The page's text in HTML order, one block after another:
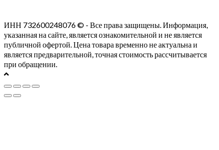
ИНН 732600248076 © - Все права защищены. Информация,
указанная на сайте, является ознакомительной и не является
публичной офертой. Цена товара временно не актуальна и
является предварительной, точная стоимость рассчитывается
при обращении.